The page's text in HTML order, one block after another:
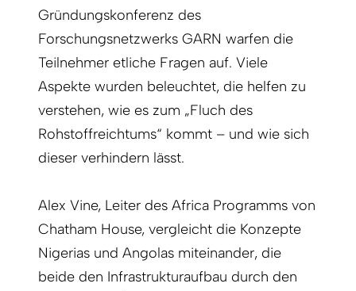
Gründungskonferenz des
Forschungsnetzwerks GARN warfen die
Teilnehmer etliche Fragen auf. Viele
Aspekte wurden beleuchtet, die helfen zu
verstehen, wie es zum „Fluch des
Rohstoffreichtums“ kommt – und wie sich
dieser verhindern lässt.
Alex Vine, Leiter des Africa Programms von
Chatham House, vergleicht die Konzepte
Nigerias und Angolas miteinander, die
beide den Infrastrukturaufbau durch den